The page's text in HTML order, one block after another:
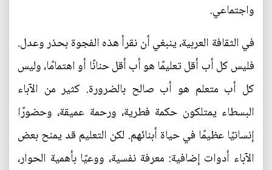
واجتماعي.
في الثقافة العربية، ينبغي أن نقرأ هذه الفجوة بحذر وعدل.
فليس كل أب أقل تعليمًا هو أب أقل حنانًا أو اهتمامًا، وليس
كل أب متعلم هو أب صالح بالضرورة. كثير من الآباء
البسطاء يمتلكون حكمة فطرية، ورحمة عميقة، وحضورًا
إنسانيًا عظيمًا في حياة أبنائهم. لكن التعليم قد يمنح بعض
الآباء أدوات إضافية: معرفة نفسية، ووعيًا بأهمية الحوار،